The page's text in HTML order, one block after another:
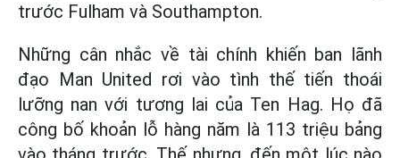
trước Fulham và Southampton.
Những cân nhắc về tài chính khiến ban lãnh
đạo Man United rơi vào tình thế tiến thoái
lưỡng nan với tương lai của Ten Hag. Họ đã
công bố khoản lỗ hàng năm là 113 triệu bảng